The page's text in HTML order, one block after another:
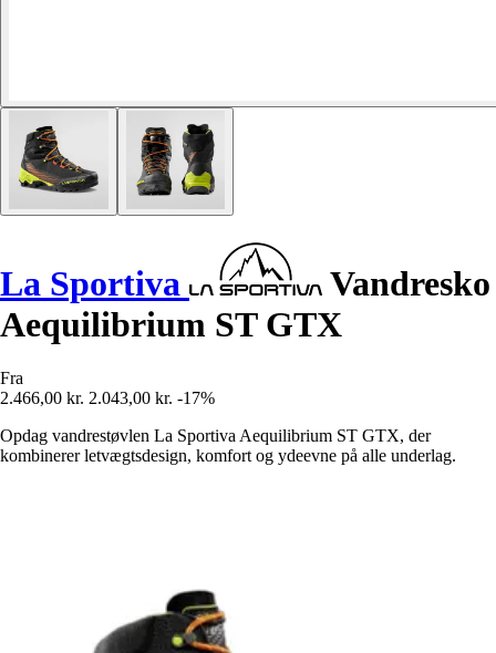
La Sportiva
Vandresko
Aequilibrium ST GTX
Fra
2.466,00 kr. 2.043,00 kr. -17%
Opdag vandrestøvlen La Sportiva Aequilibrium ST GTX, der
kombinerer letvægtsdesign, komfort og ydeevne på alle underlag.